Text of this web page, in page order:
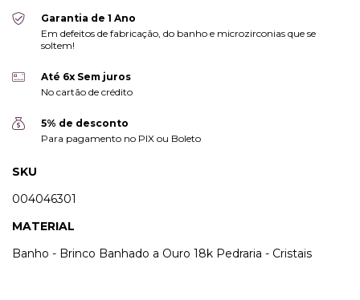
Garantia de 1 Ano
Em defeitos de fabricação, do banho e microzirconias que se
soltem!
Até 6x Sem juros
No cartão de crédito
5% de desconto
Para pagamento no PIX ou Boleto
SKU
004046301
MATERIAL
Banho - Brinco Banhado a Ouro 18k Pedraria - Cristais